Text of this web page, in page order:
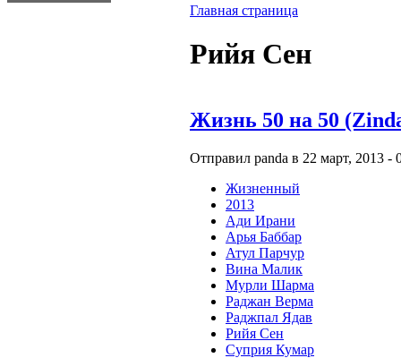
Главная страница
Рийя Сен
Жизнь 50 на 50
Отправил panda в 22 март, 2013 -
Жизненный
2013
Ади Ирани
Арья Баббар
Атул Парчур
Вина Малик
Мурли Шарма
Раджан Верма
Раджпал Ядав
Рийя Сен
Суприя Кумар